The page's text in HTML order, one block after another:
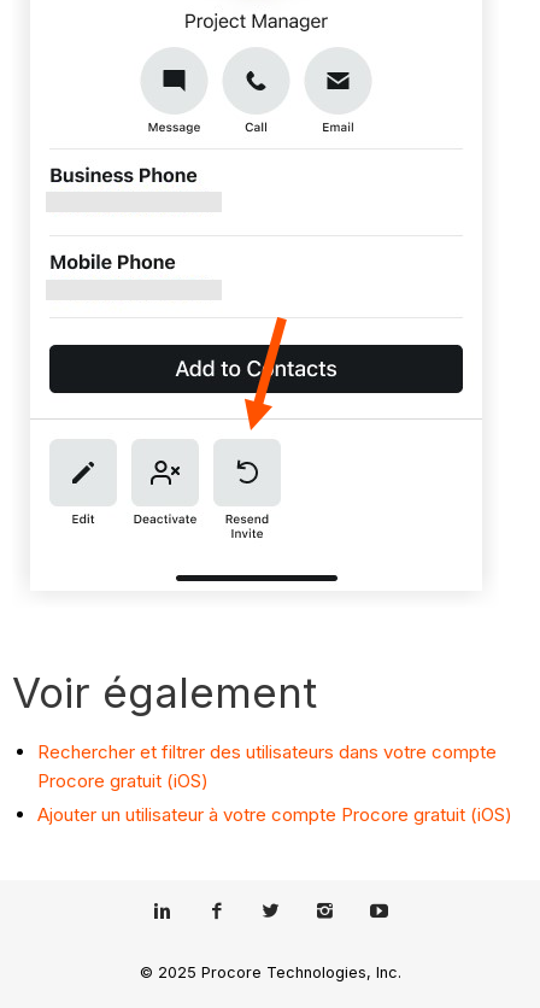
Voir également
Rechercher et filtrer des utilisateurs dans votre compte
Procore gratuit (iOS)
Ajouter un utilisateur à votre compte Procore gratuit (iOS)
© 2025 Procore Technologies, Inc.